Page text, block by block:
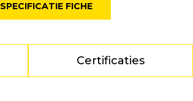
SPECIFICATIE FICHE
Certificaties